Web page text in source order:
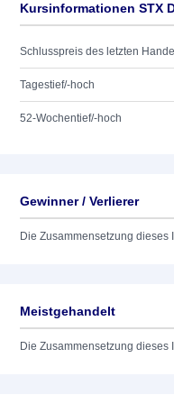
Kursinformationen STX
Schlusspreis des letzten
Tagestief/-hoch
52-Wochentief/-hoch
Gewinner / Verlierer
Die Zusammensetzung
Meistgehandelt
Die Zusammensetzung